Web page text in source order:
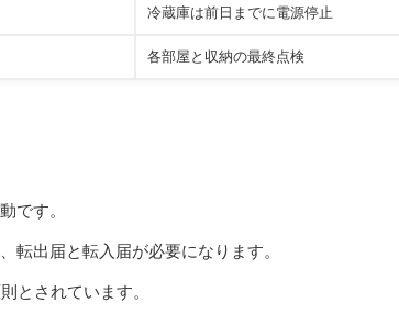
冷蔵庫は前日までに電源停止
各部屋と収納の最終点検
です。
転出届と転入届が必要になります。
とされています。